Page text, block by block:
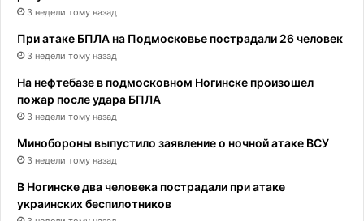
3 недели тому назад
При атаке БПЛА на Подмосковье пострадали 26 человек
3 недели тому назад
На нефтебазе в подмосковном Ногинске произошел
пожар после удара БПЛА
3 недели тому назад
Минобороны выпустило заявление о ночной атаке ВСУ
3 недели тому назад
В Ногинске два человека пострадали при атаке
украинских беспилотников